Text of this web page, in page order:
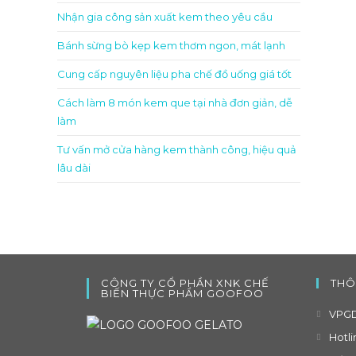
Nhận gia công sản xuất kem theo yêu cầu
Bánh sừng bò kẹp kem thơm ngon, mát lạnh
Cung cấp nguyên liệu pha chế đồ uống giá tốt
Cách làm 8 món kem que tại nhà đơn giản, dễ
làm
Tư vấn mở cửa hàng kem thành công, hiệu quả
lâu dài
CÔNG TY CỔ PHẦN XNK CHẾ
BIẾN THỰC PHẨM GOOFOO